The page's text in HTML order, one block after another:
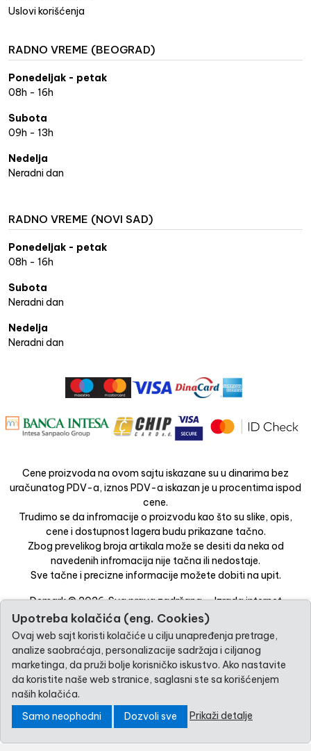
Uslovi korišćenja
RADNO VREME (BEOGRAD)
Ponedeljak - petak
08h - 16h
Subota
09h - 13h
Nedelja
Neradni dan
RADNO VREME (NOVI SAD)
Ponedeljak - petak
08h - 16h
Subota
Neradni dan
Nedelja
Neradni dan
Cene proizvoda na ovom sajtu iskazane su u dinarima bez
uračunatog PDV-a, iznos PDV-a iskazan je u procentima ispod
cene.
Trudimo se da infromacije o proizvodu kao što su slike, opis,
cene i dostupnost lagera budu prikazane tačno.
Zbog prevelikog broja artikala može se desiti da neka od
navedenih infromacija nije tačna ili nedostaje.
Sve tačne i precizne informacije možete dobiti na upit.
Demark © 2026. Sva prava zadržana. -Izrada internet
prodavnice-Selltico.
Upotreba kolačića (eng. Cookies)
Ovaj web sajt koristi kolačiće u cilju unapređenja pretrage,
analize saobraćaja, personalizacije sadržaja i ciljanog
marketinga, da pruži bolje korisničko iskustvo. Ako nastavite
da koristite naše web stranice, saglasni ste sa korišćenjem
naših kolačića.
Samo neophodni
Dozvoli sve Prikaži detalje